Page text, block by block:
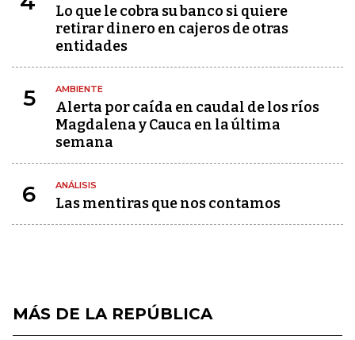
Lo que le cobra su banco si quiere
retirar dinero en cajeros de otras
entidades
5 AMBIENTE
Alerta por caída en caudal de los ríos
Magdalena y Cauca en la última
semana
6 ANÁLISIS
Las mentiras que nos contamos
MÁS DE LA REPÚBLICA